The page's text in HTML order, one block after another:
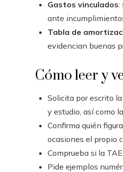
Gastos vinculados:
ante
Tabla de
evidencian buenas
Cómo leer y
Solicita por escrito
y estudio, así como
Confirma quién
ocasiones el propio
Comprueba si la
Pide ejemplos